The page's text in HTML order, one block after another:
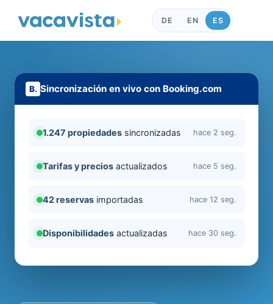
DE EN ES
Sincronización en vivo con Booking.com
1.247 propiedades sincronizadas hace 2 seg.
Tarifas y precios actualizados hace 5 seg.
42 reservas importadas hace 12 seg.
Disponibilidades actualizadas hace 30 seg.